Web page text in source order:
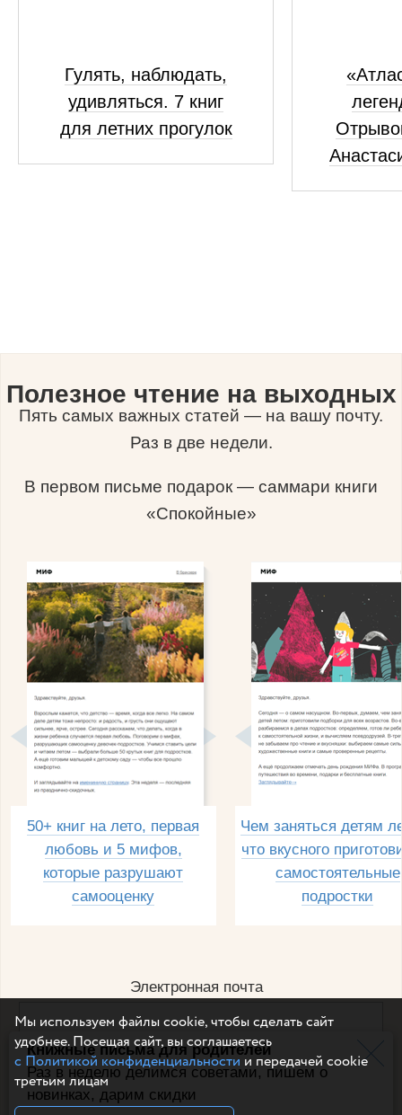
Книжные письма для родителей
Раз в неделю делимся советами, пишем о
новинках, дарим скидки
Гулять, наблюдать,
удивляться. 7 книг
для летних прогулок
Полезное чтение на выходных
Пять самых важных статей — на вашу почту.
Раз в две недели.
В первом письме подарок — саммари книги
«Спокойные»
50+ книг на лето, первая
любовь и 5 мифов,
которые разрушают
самооценку
Чем заняться детям
что вкусного
самостоятельные
подростки
Электронная почта
Например, dulsineya@gmail.com
Без спама и смс
Подписаться
Мы используем файлы cookie, чтобы сделать сайт
удобнее. Посещая сайт, вы соглашаетесь
с Политикой конфиденциальностии передачей cookie
третьим лицам